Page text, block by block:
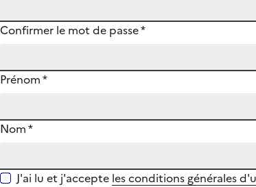
Confirmer le mot de passe*
Prénom*
Nom*
J'ai lu et j'accepte les conditions générales